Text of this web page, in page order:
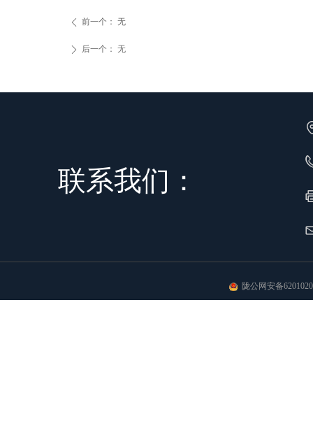
ꄴ 前一个： 无
ꄲ 后一个： 无
联系我们：
陇公网安备